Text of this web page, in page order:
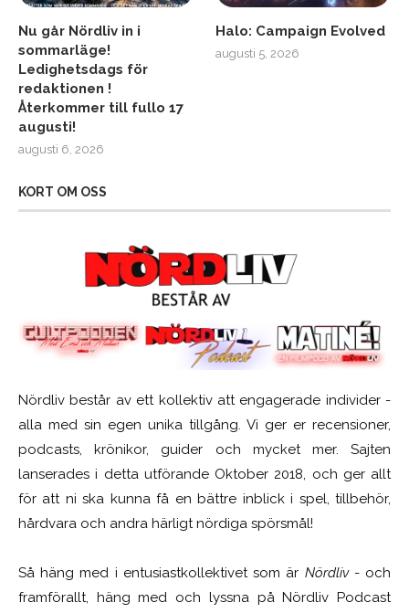
Nu går Nördliv in i
sommarläge!
Ledighetsdags för
redaktionen !
Återkommer till fullo 17
augusti!
augusti 6, 2026
Halo: Campaign Evolved
augusti 5, 2026
KORT OM OSS
Nördliv består av ett kollektiv att engagerade individer -
alla med sin egen unika tillgång. Vi ger er recensioner,
podcasts, krönikor, guider och mycket mer. Sajten
lanserades i detta utförande Oktober 2018, och ger allt
för att ni ska kunna få en bättre inblick i spel, tillbehör,
hårdvara och andra härligt nördiga spörsmål!
Så häng med i entusiastkollektivet som är Nördliv- och
framförallt, häng med och lyssna på Nördliv Podcast